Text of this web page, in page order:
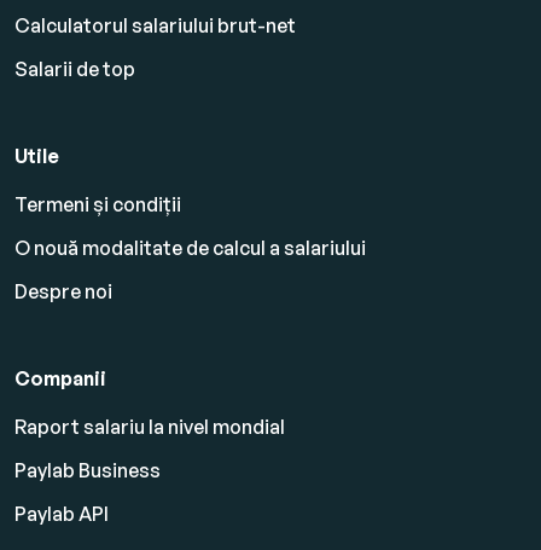
Calculatorul salariului brut-net
Salarii de top
Utile
Termeni și condiții
O nouă modalitate de calcul a salariului
Despre noi
Companii
Raport salariu la nivel mondial
Paylab Business
Paylab API